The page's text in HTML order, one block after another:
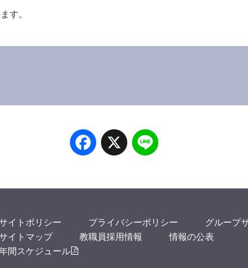
す。
Facebook
X
イトポリシー プライバシーポリシー
グループ
イトマップ
教職員採用情報
情報の公表
間スケジュール